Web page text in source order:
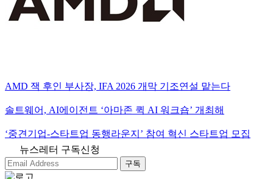
AMD 잭 후인 부사장, IFA 2026 개막 기조연설 맡는다
솔트웨어, AI에이전트 ‘아마존 퀵 AI 워크숍’ 개최해
‘중견기업-스타트업 동행라운지’ 참여 혁신 스타트업 모집
뉴스레터 구독신청
구독